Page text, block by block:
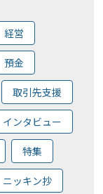
経営
預金
取引先支援
インタビュー
特集
ニッキン抄